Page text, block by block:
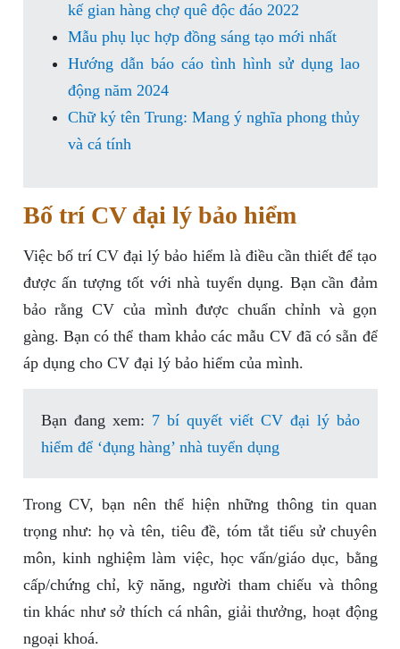
kế gian hàng chợ quê độc đáo 2022
Mẫu phụ lục hợp đồng sáng tạo mới nhất
Hướng dẫn báo cáo tình hình sử dụng lao
động năm 2024
Chữ ký tên Trung: Mang ý nghĩa phong thủy
và cá tính
Bố trí CV đại lý bảo hiểm
Việc bố trí CV đại lý bảo hiểm là điều cần thiết để tạo
được ấn tượng tốt với nhà tuyển dụng. Bạn cần đảm
bảo rằng CV của mình được chuẩn chỉnh và gọn
gàng. Bạn có thể tham khảo các mẫu CV đã có sẵn để
áp dụng cho CV đại lý bảo hiểm của mình.
Bạn đang xem: 7 bí quyết viết CV đại lý bảo
hiểm để ‘đụng hàng’ nhà tuyển dụng
Trong CV, bạn nên thể hiện những thông tin quan
trọng như: họ và tên, tiêu đề, tóm tắt tiểu sử chuyên
môn, kinh nghiệm làm việc, học vấn/giáo dục, bằng
cấp/chứng chỉ, kỹ năng, người tham chiếu và thông
tin khác như sở thích cá nhân, giải thưởng, hoạt động
ngoại khoá.